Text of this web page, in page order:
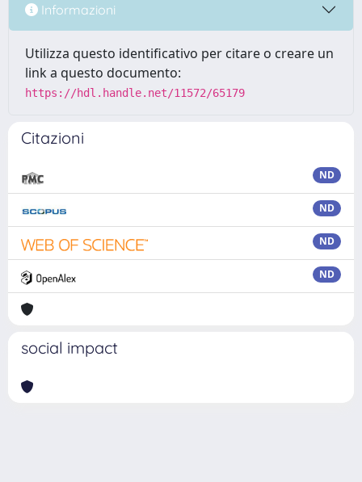
Informazioni
Utilizza questo identificativo per citare o creare un
link a questo documento:
https://hdl.handle.net/11572/65179
Citazioni
ND
ND
ND
ND
social impact